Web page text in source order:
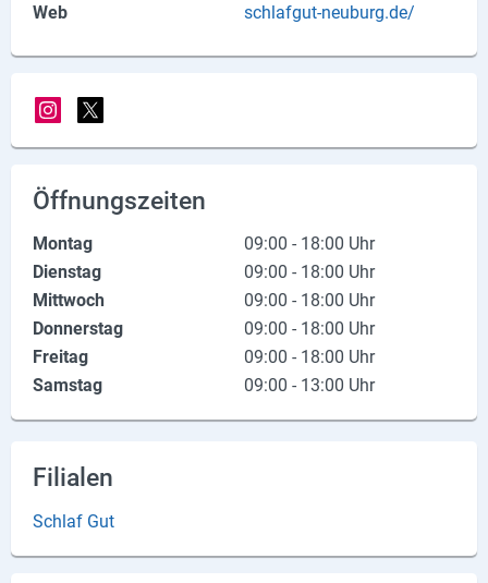
Web
schlafgut-neuburg.de/
Öffnungszeiten
Montag
09:00 - 18:00 Uhr
Dienstag
09:00 - 18:00 Uhr
Mittwoch
09:00 - 18:00 Uhr
Donnerstag
09:00 - 18:00 Uhr
Freitag
09:00 - 18:00 Uhr
Samstag
09:00 - 13:00 Uhr
Filialen
Schlaf Gut
Social Media
X
YouTube